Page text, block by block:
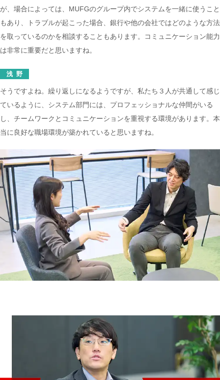
が、場合によっては、MUFGのグループ内でシステムを一緒に使うこと
もあり、トラブルが起こった場合、銀行や他の会社ではどのような方法
を取っているのかを相談することもあります。コミュニケーション能力
は非常に重要だと思いますね。
浅野
そうですよね。繰り返しになるようですが、私たち３人が共通して感じ
ているように、システム部門には、プロフェッショナルな仲間がいる
し、チームワークとコミュニケーションを重視する環境があります。本
当に良好な職場環境が築かれていると思いますね。